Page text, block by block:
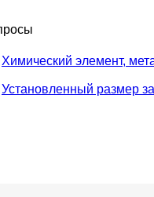
Химический элемент,
Установленный размер